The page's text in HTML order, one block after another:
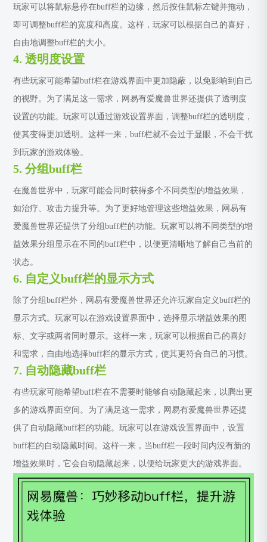
玩家可以将鼠标悬停在buff栏的边缘，然后按住鼠标左键并拖动，
即可调整buff栏的宽度和高度。这样，玩家可以根据自己的喜好，
自由地调整buff栏的大小。
4. 透明度设置
有些玩家可能希望buff栏在游戏界面中更加隐蔽，以免影响到自己
的视野。为了满足这一需求，网易有爱魔兽世界还提供了透明度
设置的功能。玩家可以通过游戏设置界面，调整buff栏的透明度，
使其变得更加透明。这样一来，buff栏就不会过于显眼，不会干扰
到玩家的游戏体验。
5. 分组buff栏
在魔兽世界中，玩家可能会同时获得多个不同类型的增益效果，
如治疗、攻击力提升等。为了更好地管理这些增益效果，网易有
爱魔兽世界还提供了分组buff栏的功能。玩家可以将不同类型的增
益效果分组显示在不同的buff栏中，以便更清晰地了解自己当前的
状态。
6. 自定义buff栏的显示方式
除了分组buff栏外，网易有爱魔兽世界还允许玩家自定义buff栏的
显示方式。玩家可以在游戏设置界面中，选择显示增益效果的图
标、文字或两者同时显示。这样一来，玩家可以根据自己的喜好
和需求，自由地选择buff栏的显示方式，使其更符合自己的习惯。
7. 自动隐藏buff栏
有些玩家可能希望buff栏在不需要时能够自动隐藏起来，以腾出更
多的游戏界面空间。为了满足这一需求，网易有爱魔兽世界还提
供了自动隐藏buff栏的功能。玩家可以在游戏设置界面中，设置
buff栏的自动隐藏时间。这样一来，当buff栏一段时间内没有新的
增益效果时，它会自动隐藏起来，以便给玩家更大的游戏界面。